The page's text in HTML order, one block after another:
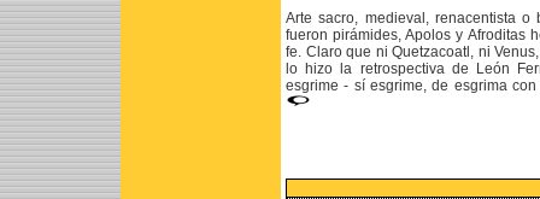
Arte sacro, medieval, renacentista
fueron pirámides, Apolos y Afroditas
fe. Claro que ni Quetzacoatl, ni
lo hizo la retrospectiva de León
esgrime - sí esgrime, de esgrima